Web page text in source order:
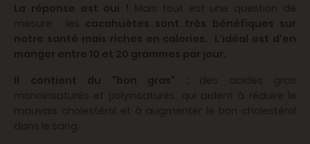
La réponse est oui ! Mais tout est une question de
mesure : les cacahuètes sont très bénéfiques sur
notre santé mais riches en calories. L'idéal est d'en
manger entre 10 et 20 grammes par jour.
Il contient du "bon gras" : des acides gras
monoinsaturés et polyinsaturés, qui aident à réduire le
mauvais cholestérol et à augmenter le bon cholestérol
dans le sang.